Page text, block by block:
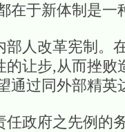
在于新体制是
人改革宪制。
让步,从而挫败
通过同外部精
政府之先例的